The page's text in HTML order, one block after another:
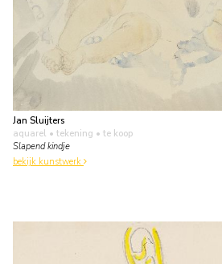
Jan Sluijters
aquarel • tekening • te koop
Slapend kindje
bekijk kunstwerk